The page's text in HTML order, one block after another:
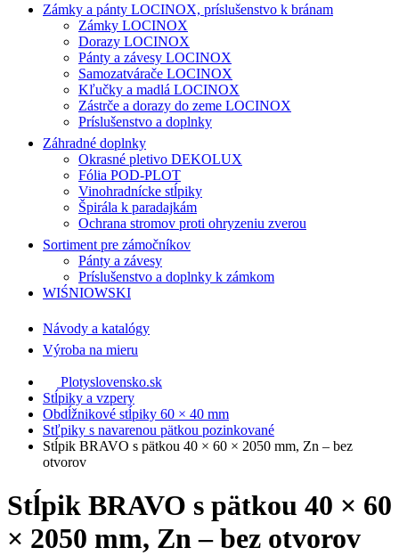
Zámky a pánty LOCINOX, príslušenstvo k bránam
Zámky LOCINOX
Dorazy LOCINOX
Pánty a závesy LOCINOX
Samozatvárače LOCINOX
Kľučky a madlá LOCINOX
Zástrče a dorazy do zeme LOCINOX
Príslušenstvo a doplnky
Záhradné doplnky
Okrasné pletivo DEKOLUX
Fólia POD-PLOT
Vinohradnícke stĺpiky
Špirála k paradajkám
Ochrana stromov proti ohryzeniu zverou
Sortiment pre zámočníkov
Pánty a závesy
Príslušenstvo a doplnky k zámkom
WIŚNIOWSKI
Návody a katalógy
Výroba na mieru
Plotyslovensko.sk
Stĺpiky a vzpery
Obdĺžnikové stĺpiky 60 × 40 mm
Stľpiky s navarenou pätkou pozinkované
Stĺpik BRAVO s pätkou 40 × 60 × 2050 mm, Zn – bez
otvorov
Stĺpik BRAVO s pätkou 40 × 60
× 2050 mm, Zn – bez otvorov